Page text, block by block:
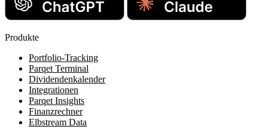
Produkte
Portfolio-Tracking
Parqet Terminal
Dividendenkalender
Integrationen
Parqet Insights
Finanzrechner
Elbstream Data